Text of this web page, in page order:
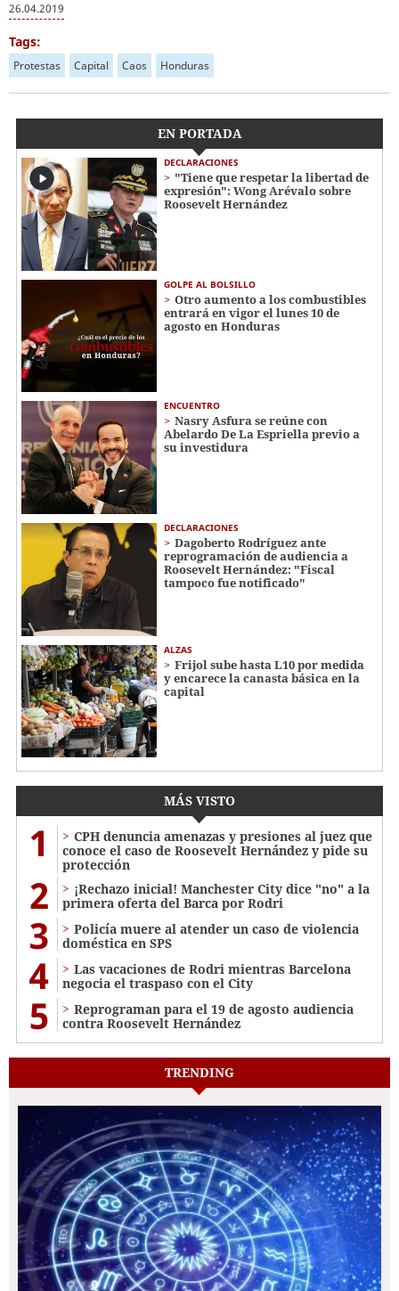
26.04.2019
Tags:
Protestas Capital Caos Honduras
EN PORTADA
DECLARACIONES
"Tiene que respetar la libertad de
expresión": Wong Arévalo sobre
Roosevelt Hernández
GOLPE AL BOLSILLO
Otro aumento a los combustibles
entrará en vigor el lunes 10 de
agosto en Honduras
ENCUENTRO
Nasry Asfura se reúne con
Abelardo De La Espriella previo a
su investidura
DECLARACIONES
Dagoberto Rodríguez ante
reprogramación de audiencia a
Roosevelt Hernández: "Fiscal
tampoco fue notificado"
ALZAS
Frijol sube hasta L10 por medida
y encarece la canasta básica en la
capital
MÁS VISTO
1
CPH denuncia amenazas y presiones al juez que
conoce el caso de Roosevelt Hernández y pide su
protección
2
¡Rechazo inicial! Manchester City dice "no" a la
primera oferta del Barca por Rodri
3
Policía muere al atender un caso de violencia
doméstica en SPS
4
Las vacaciones de Rodri mientras Barcelona
negocia el traspaso con el City
5
Reprograman para el 19 de agosto audiencia
contra Roosevelt Hernández
TRENDING